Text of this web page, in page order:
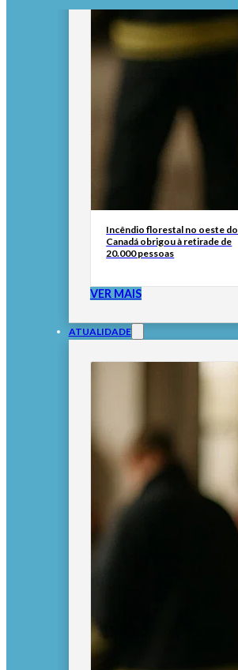
Incêndio florestal no oeste do
Canadá obrigou à retirade de
20.000 pessoas
VER MAIS
ATUALIDADE